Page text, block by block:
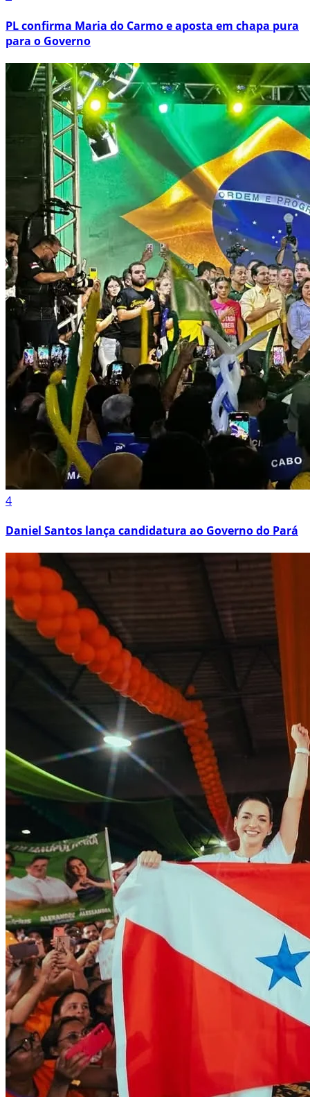
PL confirma Maria do Carmo e aposta em chapa pura
para o Governo
4
Daniel Santos lança candidatura ao Governo do Pará